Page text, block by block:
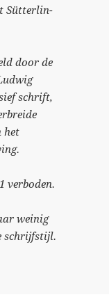
Sütterlin-
door de
schrift,
het
verboden.
weinig
schrijfstijl.